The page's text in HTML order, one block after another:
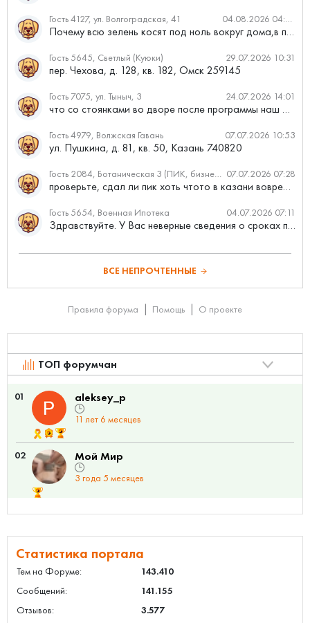
Гость 4127, ул. Волгоградская, 41 04.08.2026 04:46
Почему всю зелень косят под ноль вокруг дома,в полисадниках....
Гость 5645, Светлый (Куюки) 29.07.2026 10:31
пер. Чехова, д. 128, кв. 182, Омск 259145
Гость 7075, ул. Тыныч, 3 24.07.2026 14:01
что со стоянками во дворе после программы наш двор
Гость 4979, Волжская Гавань 07.07.2026 10:53
ул. Пушкина, д. 81, кв. 50, Казань 740820
Гость 2084, Ботаническая 3 (ПИК, бизнес-класс) 07.07.2026 07:28
проверьте, сдал ли пик хоть чтото в казани вовремя?
Гость 5654, Военная Ипотека 04.07.2026 07:11
Здравствуйте. У Вас неверные сведения о сроках проведения с...
ВСЕ НЕПРОЧТЕННЫЕ
Правила форума Помощь О проекте
ТОП форумчан
01 aleksey_p
11 лет 6 месяцев
02 Мой Мир
3 года 5 месяцев
Статистика портала
Тем на Форуме:
143.410
Сообщений:
141.155
Отзывов:
3.577